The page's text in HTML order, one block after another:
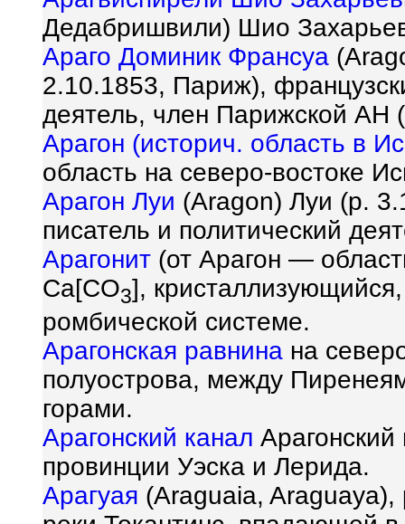
Дедабришвили) Шио
Араго Доминик Франсуа
2.10.1853, Париж),
деятель, член Парижской АН
Арагон (историч. область в
область на северо-востоке
Арагон Луи (Aragon) Луи (р.
писатель и политический
Арагонит (от Арагон —
Ca[CO3],
ромбической системе.
Арагонская равнина на
полуострова, между
горами.
Арагонский канал
провинции Уэска и Лерида.
Арагуая (Araguaia,